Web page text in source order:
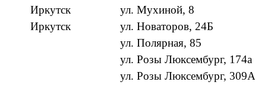
Иркутск
ул. Мухиной, 8
Иркутск
ул. Новаторов, 24Б
ул. Полярная, 85
ул. Розы Люксембург, 174а
ул. Розы Люксембург, 309А